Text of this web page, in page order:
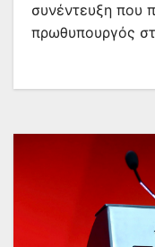
συνέντευξη που
πρωθυπουργός